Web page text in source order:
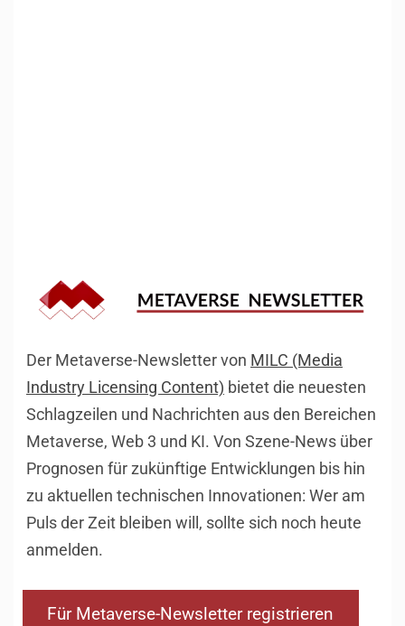
Der Metaverse-Newsletter von MILC (Media
Industry Licensing Content) bietet die neuesten
Schlagzeilen und Nachrichten aus den Bereichen
Metaverse, Web 3 und KI. Von Szene-News über
Prognosen für zukünftige Entwicklungen bis hin
zu aktuellen technischen Innovationen: Wer am
Puls der Zeit bleiben will, sollte sich noch heute
anmelden.
Für Metaverse-Newsletter registrieren